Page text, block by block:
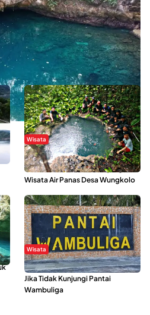
Tersembunyi di Morowali
Wisata
Sering Menjadi Tempat Refreshing
Mahasiswa KKN, Yuk Kunjungi
Wisata Air Panas Desa Wungkolo
Wisata
Berkunjung Ke Wakatobi, Nyesal
Jika Tidak Kunjungi Pantai
Wambuliga